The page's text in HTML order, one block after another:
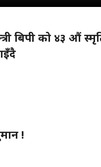
बिपी को ४३
!